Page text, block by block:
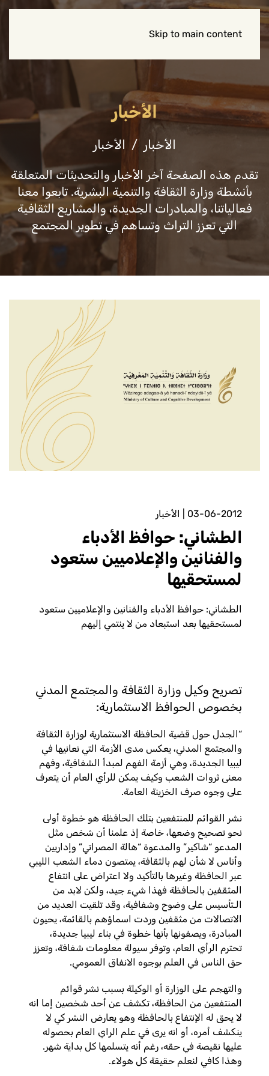
Skip to main content
الأخبار
الأخبار الأخبار
تقدم هذه الصفحة آخر الأخبار والتحديثات المتعلقة
بأنشطة وزارة الثقافة والتنمية البشرية. تابعوا معنا
فعالياتنا، والمبادرات الجديدة، والمشاريع الثقافية
التي تعزز التراث وتساهم في تطوير المجتمع
03-06-2012 الأخبار
الطشاني: حوافظ الأدباء
والفنانين والإعلاميين ستعود
لمستحقيها
الطشاني: حوافظ الأدباء والفنانين والإعلاميين ستعود
لمستحقيها بعد استبعاد من لا ينتمي إليهم
تصريح وكيل وزارة الثقافة والمجتمع المدني
بخصوص الحوافظ الاستثمارية:
“الجدل حول قضية الحافظة الاستثمارية لوزارة الثقافة
والمجتمع المدني، يعكس مدى الأزمة التي نعانيها في
ليبيا الجديدة، وهي أزمة الفهم لمبدأ الشفافية، وفهم
معنى ثروات الشعب وكيف يمكن للرأي العام أن يتعرف
على وجوه صرف الخزينة العامة.
نشر القوائم للمنتفعين بتلك الحافظة هو خطوة أولى
نحو تصحيح وضعها، خاصة إذ علمنا أن شخص مثل
المدعو “شاكير” والمدعوة “هالة المصراتي” وإداريين
وأناس لا شأن لهم بالثقافة، يمتصون دماء الشعب الليبي
عبر الحافظة وغيرها بالتأكيد ولا اعتراض على انتفاع
المثقفين بالحافظة فهذا شيء جيد، ولكن لابد من
الـتأسيس على وضوح وشفافية، وقد تلقيت العديد من
الاتصالات من مثقفين وردت اسماؤهم بالقائمة، يحيون
المبادرة، ويصفونها بأنها خطوة في بناء ليبيا جديدة،
تحترم الرأي العام، وتوفر سيولة معلومات شفافة، وتعزز
حق الناس في العلم بوجوه الانفاق العمومي.
والتهجم على الوزارة أو الوكيلة بسبب نشر قوائم
المنتفعين من الحافظة، تكشف عن أحد شخصين إما انه
لا يحق له الإنتفاع بالحافظة وهو يعارض النشر كي لا
ينكشف أمره، أو انه يرى في علم الراي العام بحصوله
عليها نقيصة في حقه، رغم أنه يتسلمها كل بداية شهر.
وهذا كافي لنعلم حقيقة كل هولاء.